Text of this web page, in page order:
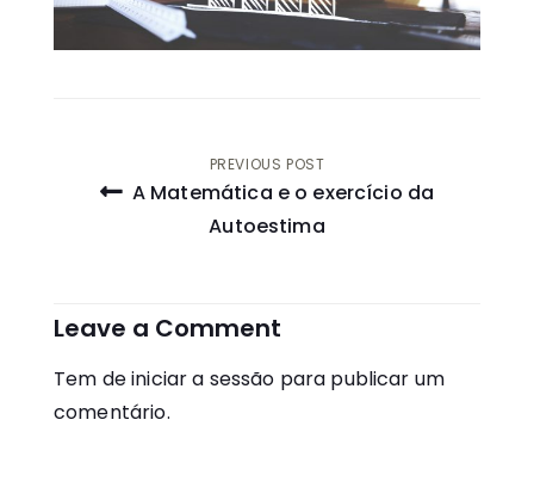
Navegação
PREVIOUS POST
A Matemática e o exercício da
Autoestima
Leave a Comment
Tem deiniciar a sessão para publicar um
comentário.